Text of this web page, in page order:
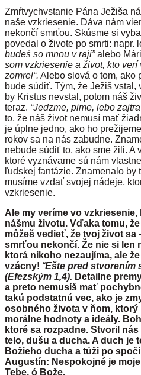
Zmŕtvychvstanie Pána Ježiša
naše vzkriesenie. Dáva nám
nekončí smrťou. Skúsme si
povedal o živote po smrti: napr.
budeš so mnou v raji”alebo
som vzkriesenie a život, kto
zomrel“. Alebo slová o tom, ako
bude súdiť. Tým, že Ježiš vstal,
by Kristus nevstal, potom náš
teraz. “Jedzme, pime, lebo
to, že náš život nemusí mať
je úplne jedno, ako ho
rokov sa na nás zabudne.
nebude súdiť to, ako sme žili. A
ktoré vyznávame sú nám
ľudskej fantázie. Znamenalo by
musíme vzdať svojej nádeje,
vzkriesenie.
Ale my veríme vo vzkriesenie,
nášmu životu. Vďaka tomu,
môžeš vedieť, že tvoj život sa
smrťou nekončí. Že nie si len
ktorá nikoho nezaujíma, ale
vzácny! “Ešte pred stvorením
(Efezským 1,4). Detailne
a preto nemusíš mať
takú podstatnú vec, ako je
osobného života v ňom, ktorý
morálne hodnoty a ideály.
ktoré sa rozpadne. Stvoril
telo, dušu a ducha. A duch je
Božieho ducha a túži po
Augustín: Nespokojné je
Tebe, ó Bože.